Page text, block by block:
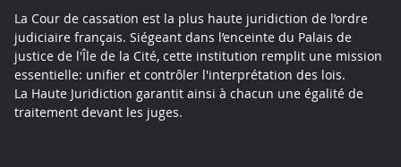
La Cour de cassation est la plus haute juridiction de l’ordre
judiciaire français. Siégeant dans l’enceinte du Palais de
justice de l'Île de la Cité, cette institution remplit une mission
essentielle: unifier et contrôler l'interprétation des lois.
La Haute Juridiction garantit ainsi à chacun une égalité de
traitement devant les juges.